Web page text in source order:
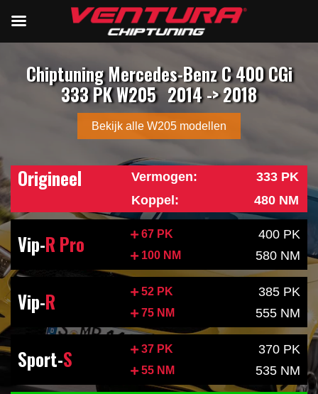
Chiptuning Mercedes-Benz C 400 CGi
333 PK W205 2014 -> 2018
Bekijk alle W205 modellen
Origineel Vermogen:
333 PK
Koppel:
480 NM
Vip-R Pro 67 PK 400 PK
100 NM 580 NM
Vip-R 52 PK 385 PK
75 NM 555 NM
Sport-S 37 PK 370 PK
55 NM 535 NM